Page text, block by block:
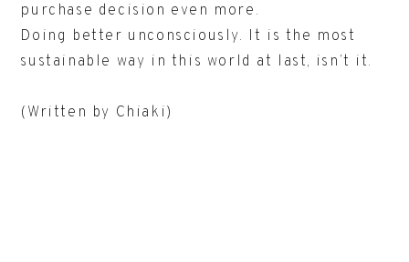
purchase decision even more.
Doing better unconsciously. It is the most
sustainable way in this world at last, isn’t it.
(Written by Chiaki)